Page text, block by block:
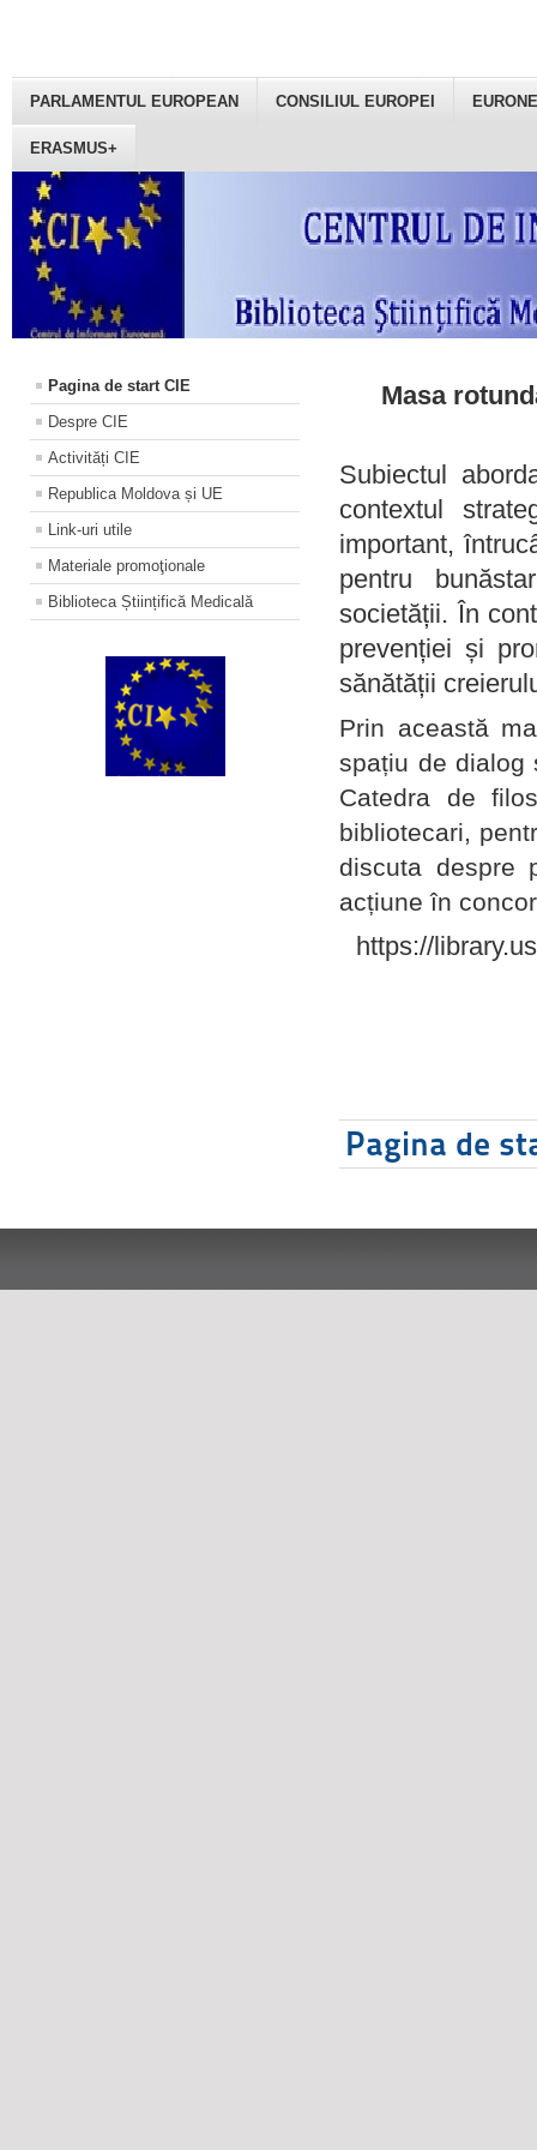
PARLAMENTUL EUROPEAN CONSILIUL EUROPEI
ERASMUS+
Pagina de start CIE
Despre CIE
Activități CIE
Republica Moldova și UE
Link-uri utile
Materiale promoţionale
Biblioteca Științifică Medicală
Masa
Subiectul
contextul
important,
pentru
societății. În
prevenției și
sănătății
Prin această
spațiu de dialog
Catedra de
bibliotecari,
discuta despre
acțiune în
https://
Pagina de